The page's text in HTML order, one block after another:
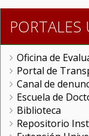
Oficina de
Portal de
Canal de
Escuela de
Biblioteca
Repositorio